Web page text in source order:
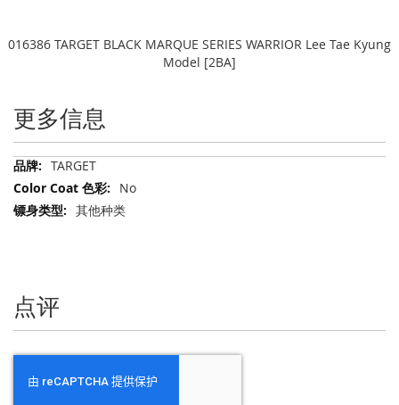
016386 TARGET BLACK MARQUE SERIES WARRIOR Lee Tae Kyung
Model [2BA]
更多信息
更
多
信
息
TARGET
No
其他种类
点评